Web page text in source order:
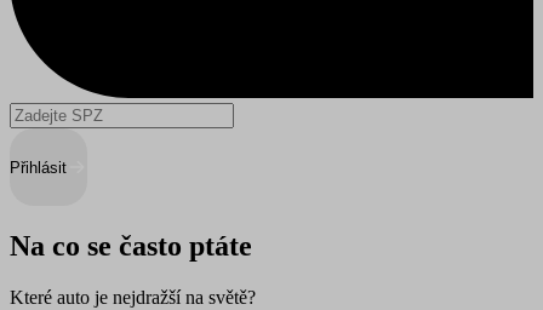
Přihlásit
Na co se často ptáte
Které auto je nejdražší na světě?